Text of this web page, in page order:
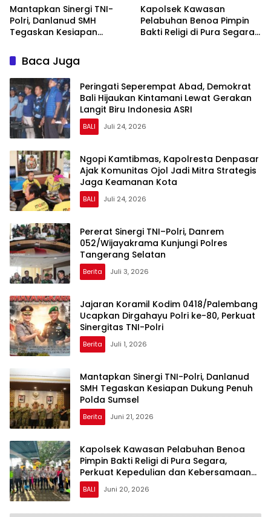
Mantapkan Sinergi TNI-
Polri, Danlanud SMH
Tegaskan Kesiapan
Sumsel
Kapolsek Kawasan
Pelabuhan Benoa Pimpin
Bakti Religi di Pura Segara,
Baca Juga
Peringati Seperempat Abad, Demokrat
Bali Hijaukan Kintamani Lewat Gerakan
Langit Biru Indonesia ASRI
BALI Juli 24, 2026
Ngopi Kamtibmas, Kapolresta Denpasar
Ajak Komunitas Ojol Jadi Mitra Strategis
Jaga Keamanan Kota
BALI Juli 24, 2026
Pererat Sinergi TNI–Polri, Danrem
052/Wijayakrama Kunjungi Polres
Tangerang Selatan
Berita Juli 3, 2026
Jajaran Koramil Kodim 0418/Palembang
Ucapkan Dirgahayu Polri ke-80, Perkuat
Sinergitas TNI-Polri
Berita Juli 1, 2026
Mantapkan Sinergi TNI-Polri, Danlanud
SMH Tegaskan Kesiapan Dukung Penuh
Polda Sumsel
Berita Juni 21, 2026
Kapolsek Kawasan Pelabuhan Benoa
Pimpin Bakti Religi di Pura Segara,
Perkuat Kepedulian dan Kebersamaan
dengan Masyarakat
BALI Juni 20, 2026